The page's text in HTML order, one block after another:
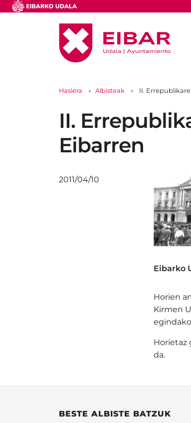
Hasiera Albisteak II.
II.
Eibarren
2011/04/10
Eibarko
Horien
Kirmen
Horietaz
da.
BESTE ALBISTE BATZUK